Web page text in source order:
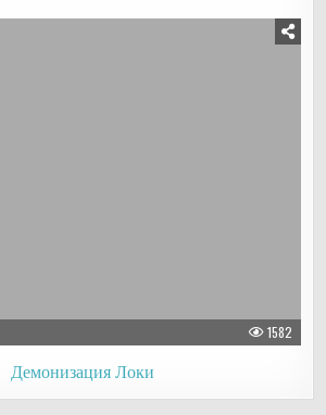
1582
Демонизация Локи